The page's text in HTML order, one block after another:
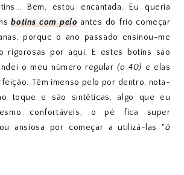
Bem, estou encantada. Eu queria
botins com pelo antes do frio começar
porque o ano passado ensinou-me
rigorosas por aqui. E estes botins são
o meu número regular(o 40) e elas
Têm imenso pelo por dentro, nota-
toque e são sintéticas, algo que eu
confortáveis; o pé fica super
ansiosa por começar a utilizá-las "à